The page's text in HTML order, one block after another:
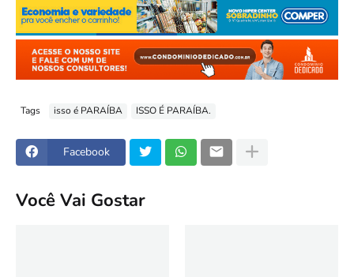
Tags isso é PARAÍBA ISSO É PARAÍBA.
Facebook
Você Vai Gostar